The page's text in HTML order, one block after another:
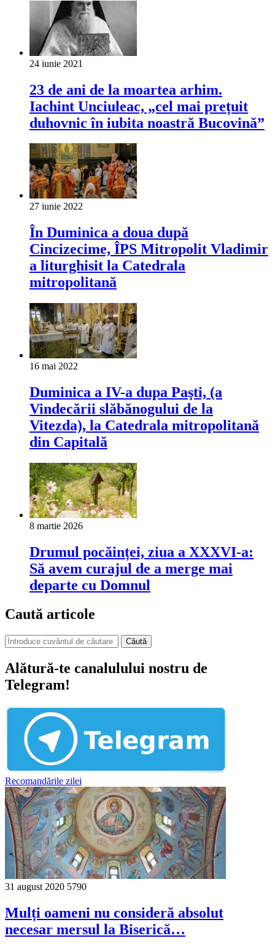
24 iunie 2021
23 de ani de la moartea arhim.
Iachint Unciuleac, „cel mai prețuit
duhovnic în iubita noastră Bucovină”
27 iunie 2022
În Duminica a doua după
Cincizecime, ÎPS Mitropolit Vladimir
a liturghisit la Catedrala
mitropolitană
16 mai 2022
Duminica a IV-a dupa Paşti, (a
Vindecării slăbănogului de la
Vitezda), la Catedrala mitropolitană
din Capitală
8 martie 2026
Drumul pocăinței, ziua a XXXVI-a:
Să avem curajul de a merge mai
departe cu Domnul
Caută articole
Căută
Alătură-te canalulului nostru de
Telegram!
Recomandările zilei
31 august 2020 5790
Mulți oameni nu consideră absolut
necesar mersul la Biserică…